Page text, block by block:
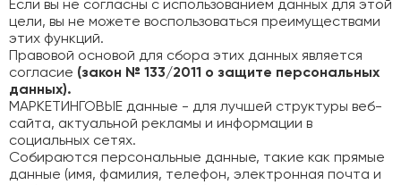
Если вы не согласны с использованием данных для этой
цели, вы не можете воспользоваться преимуществами
этих функций.
Правовой основой для сбора этих данных является
согласие (закон № 133/2011 о защите персональных
данных).
МАРКЕТИНГОВЫЕ данные - для лучшей структуры веб-
сайта, актуальной рекламы и информации в
социальных сетях.
Собираются персональные данные, такие как прямые
данные (имя, фамилия, телефон, электронная почта и